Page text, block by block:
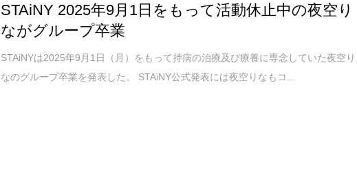
STAiNY 2025年9月1日をもって活動休止中の夜空り
ながグループ卒業
STAiNYは2025年9月1日（月）をもって持病の治療及び療養に専念していた夜空り
なのグループ卒業を発表した。 STAiNY公式発表には夜空りなもコ...